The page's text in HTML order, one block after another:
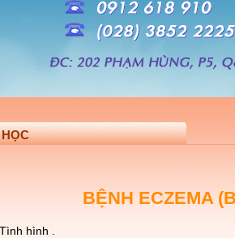
BỆNH ECZEMA
hình .